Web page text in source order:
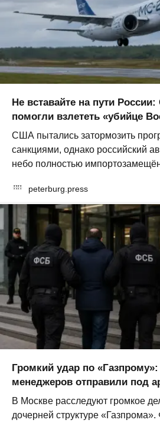
Не вставайте на пути
помогли взлететь «убийце
США пытались затормозить
санкциями, однако российский
небо полностью
peterburg.press
Громкий удар по «Газпрому»:
менеджеров отправили под
В Москве расследуют громкое
дочерней структуре «Газпрома».